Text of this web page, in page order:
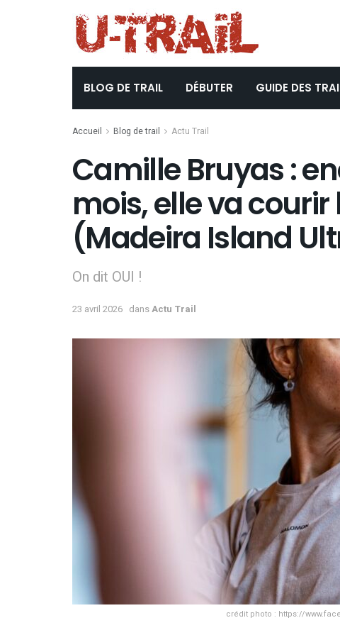
BLOG DE TRAIL DÉBUTER GUIDE DES
Accueil Blog de trail Actu Trail
Camille Bruyas :
mois, elle va courir
(Madeira Island
On dit OUI !
23 avril 2026 dansActu Trail
crédit photo : https://